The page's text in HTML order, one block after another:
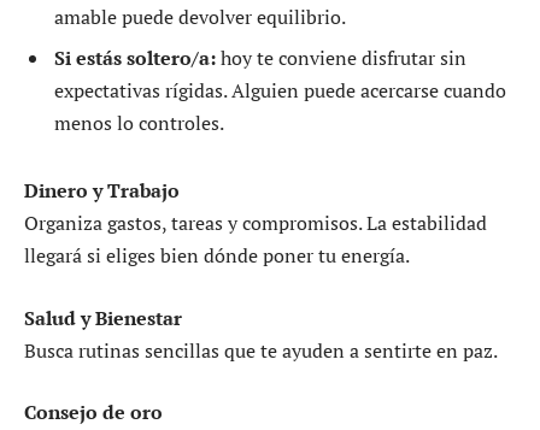
amable puede devolver equilibrio.
Si estás soltero/a:hoy te conviene disfrutar sin
expectativas rígidas. Alguien puede acercarse cuando
menos lo controles.
Dinero y Trabajo
Organiza gastos, tareas y compromisos. La estabilidad
llegará si eliges bien dónde poner tu energía.
Salud y Bienestar
Busca rutinas sencillas que te ayuden a sentirte en paz.
Consejo de oro